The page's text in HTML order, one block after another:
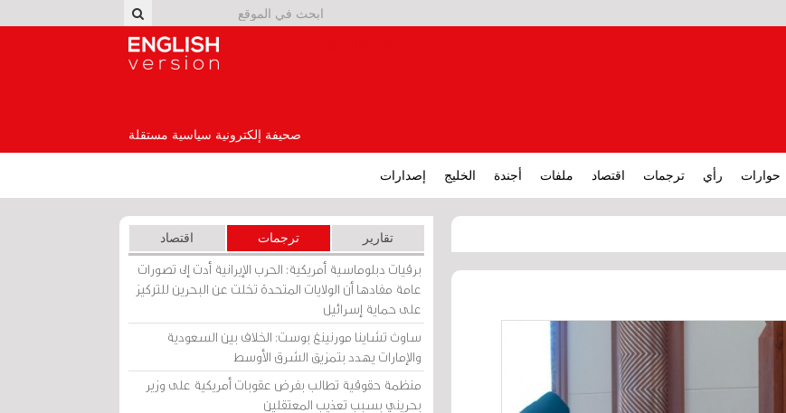
صحيفة إلكترونية سياسية مستقلة
حوارات رأي ترجمات اقتصاد ملفات أجندة الخليج إصدارات
تقارير ترجمات اقتصاد
برقيات دبلوماسية أمريكية: الحرب الإيرانية أدت إلى تصورات
عامة مفادها أن الولايات المتحدة تخلت عن البحرين للتركيز
على حماية إسرائيل
ساوث تشاينا مورنينغ بوست: الخلاف بين السعودية
والإمارات يهدد بتمزيق الشرق الأوسط
منظمة حقوقية تطالب بفرض عقوبات أمريكية على وزير
بحريني بسبب تعذيب المعتقلين